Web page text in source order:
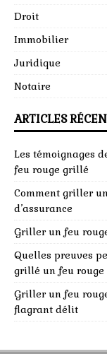
Droit
Immobilier
Juridique
Notaire
ARTICLES
Les témoignages
feu rouge grillé
Comment griller
d’assurance
Griller un feu
Quelles preuves
grillé un feu rouge
Griller un feu
flagrant délit